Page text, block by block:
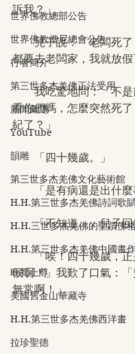
世界佛教總部公告
世界佛教僧尼總會公告
行者簡介
第三世多杰羌佛正法受用
新聞彙總
YouTube
韻雕
第三世多杰羌佛文化藝術館
H.H.第三世多杰羌佛詩詞歌
H.H.三世多杰羌佛的聖蹟佛
H.H.第三世多杰羌佛中國畫
旺扎上尊
美國舊金山華藏寺
H.H.第三世多杰羌佛西洋畫
拉珍聖德
訴我？」
兒子說：「老闆死了
都要去老闆家，我就放假
我吃驚地問：「不是
看你們嗎，怎麼突然死
紀了？」
「四十幾歲。」
「是有病還是出什麼
「不知道。」兒子回
「唉！四十幾歲，正
候啊！」我歎了口氣：
無常啊！」